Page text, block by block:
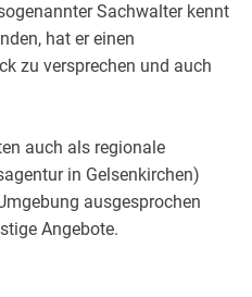
Sachwalter kennt
hat er einen
zu versprechen und auch
auch als regionale
in Gelsenkirchen)
ausgesprochen
Angebote.